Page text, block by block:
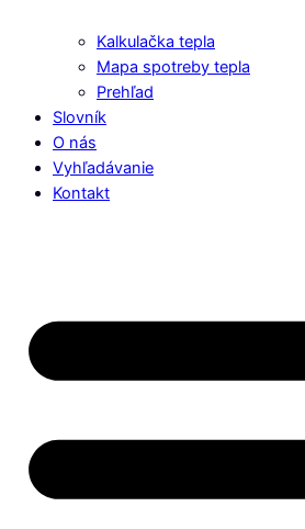
Kalkulačka tepla
Mapa spotreby tepla
Prehľad
Slovník
O nás
Vyhľadávanie
Kontakt